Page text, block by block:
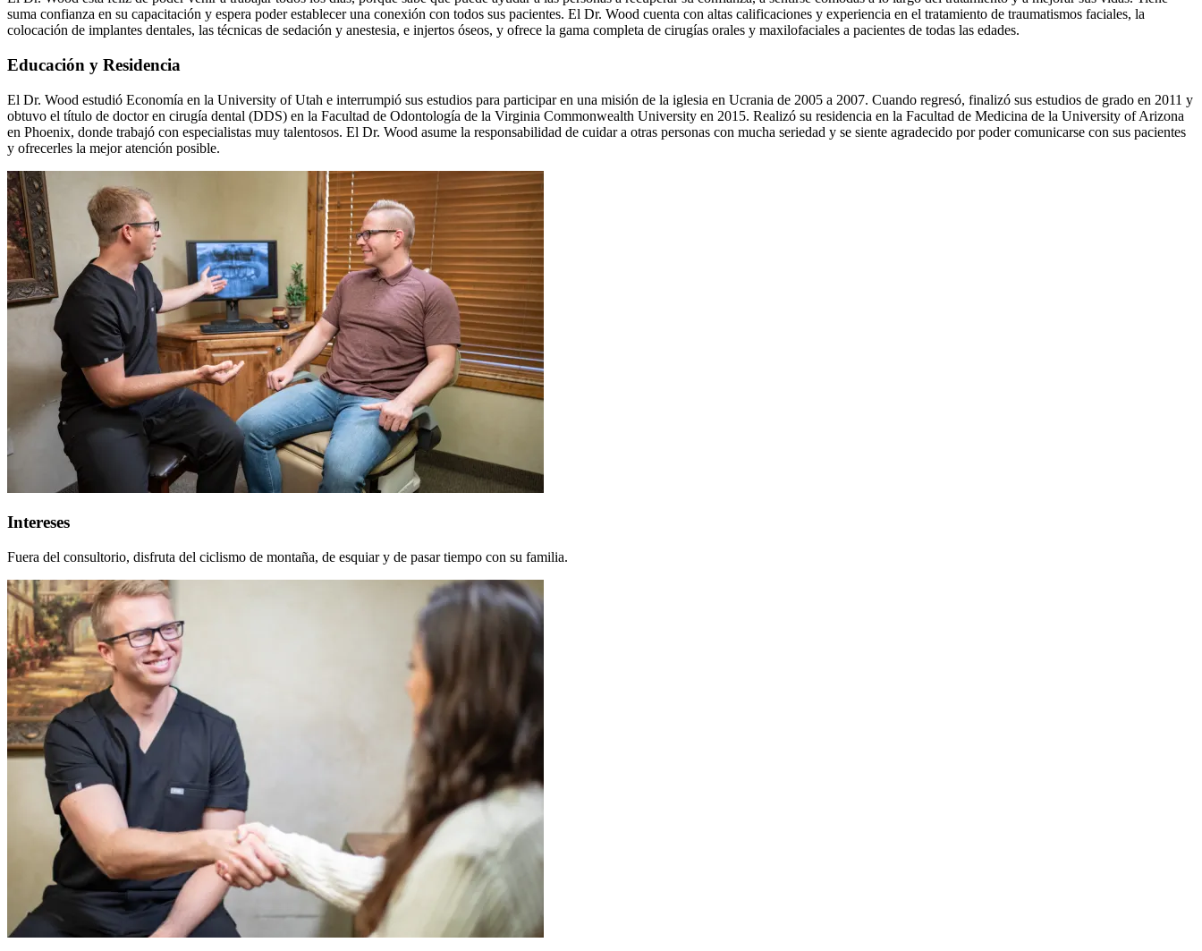
suma confianza en su capacitación y espera poder establecer una conexión con todos sus pacientes. El Dr. Wood cuenta con altas calificaciones y experiencia en el tratamiento de traumatismos faciales, la
colocación de implantes dentales, las técnicas de sedación y anestesia, e injertos óseos, y ofrece la gama completa de cirugías orales y maxilofaciales a pacientes de todas las edades.
Educación y Residencia
El Dr. Wood estudió Economía en la University of Utah e interrumpió sus estudios para participar en una misión de la iglesia en Ucrania de 2005 a 2007. Cuando regresó, finalizó sus estudios de grado en 2011 y
obtuvo el título de doctor en cirugía dental (DDS) en la Facultad de Odontología de la Virginia Commonwealth University en 2015. Realizó su residencia en la Facultad de Medicina de la University of Arizona
en Phoenix, donde trabajó con especialistas muy talentosos. El Dr. Wood asume la responsabilidad de cuidar a otras personas con mucha seriedad y se siente agradecido por poder comunicarse con sus pacientes
y ofrecerles la mejor atención posible.
Intereses
Fuera del consultorio, disfruta del ciclismo de montaña, de esquiar y de pasar tiempo con su familia.